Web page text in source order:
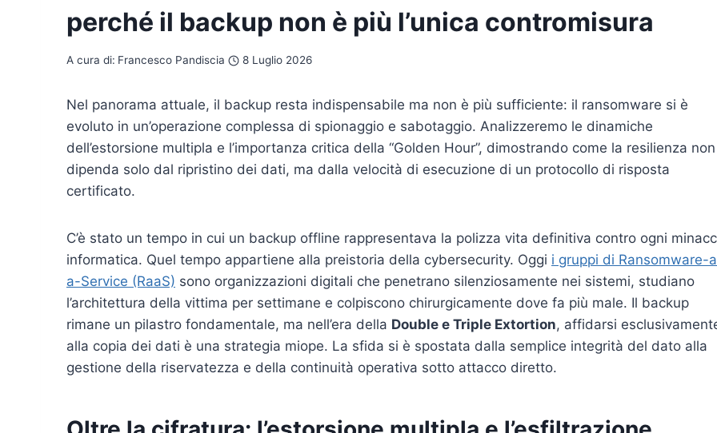
perché il backup non è più l’unica contromisura
A cura di: Francesco Pandiscia 8 Luglio 2026
Nel panorama attuale, il backup resta indispensabile ma non è più sufficiente: il ransomware si è
evoluto in un’operazione complessa di spionaggio e sabotaggio. Analizzeremo le dinamiche
dell’estorsione multipla e l’importanza critica della “Golden Hour”, dimostrando come la resilienza non
dipenda solo dal ripristino dei dati, ma dalla velocità di esecuzione di un protocollo di risposta
certificato.
C’è stato un tempo in cui un backup offline rappresentava la polizza vita definitiva contro ogni
informatica. Quel tempo appartiene alla preistoria della cybersecurity. Oggi i gruppi di Ransomware-
a-Service (RaaS) sono organizzazioni digitali che penetrano silenziosamente nei sistemi, studiano
l’architettura della vittima per settimane e colpiscono chirurgicamente dove fa più male. Il backup
rimane un pilastro fondamentale, ma nell’era della Double e Triple Extortion, affidarsi
alla copia dei dati è una strategia miope. La sfida si è spostata dalla semplice integrità del dato alla
gestione della riservatezza e della continuità operativa sotto attacco diretto.